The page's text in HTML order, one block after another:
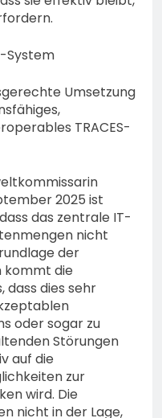
System
Umsetzung
TRACES-
2025 ist
das zentrale IT-
nicht
der
die
dass dies sehr
oder sogar zu
Störungen
auf die
zur
wird. Die
nicht in der Lage,